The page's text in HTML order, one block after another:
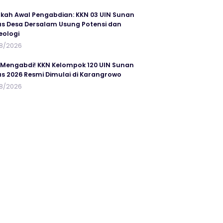
Awal Pengabdian: KKN 03 UIN Sunan
Desa Dersalam Usung Potensi dan
2026
KKN Kelompok 120 UIN Sunan
2026 Resmi Dimulai di Karangrowo
2026